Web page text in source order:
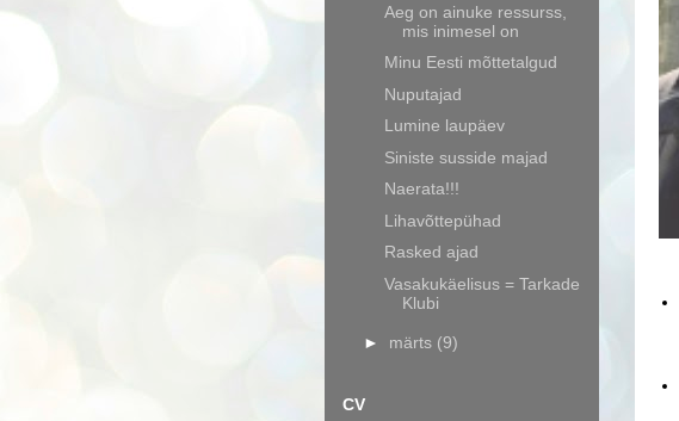
Aeg on ainuke ressurss,
mis inimesel on
Minu Eesti mõttetalgud
Nuputajad
Lumine laupäev
Siniste susside majad
Naerata!!!
Lihavõttepühad
Rasked ajad
Vasakukäelisus = Tarkade
Klubi
► märts (9)
CV